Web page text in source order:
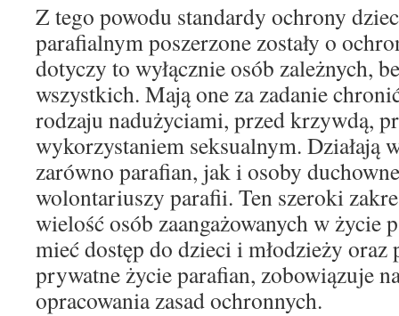
Z tego powodu standardy ochrony
parafialnym poszerzone zostały o
dotyczy to wyłącznie osób zależnych,
wszystkich. Mają one za zadanie
rodzaju nadużyciami, przed krzywdą,
wykorzystaniem seksualnym. Działają
zarówno parafian, jak i osoby
wolontariuszy parafii. Ten szeroki
wielość osób zaangażowanych w życie
mieć dostęp do dzieci i młodzieży oraz
prywatne życie parafian, zobowiązuje
opracowania zasad ochronnych.